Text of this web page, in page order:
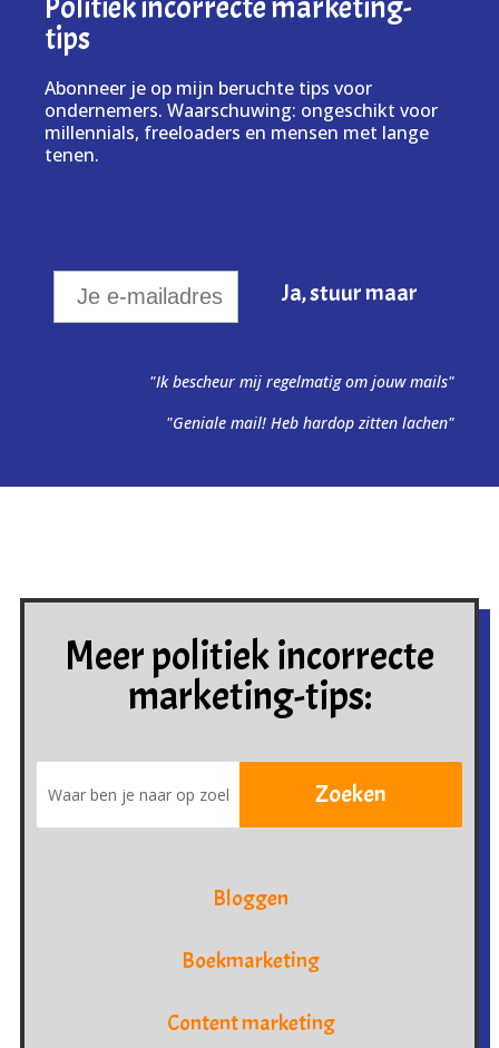
tips
Abonneer je op mijn beruchte tips voor
ondernemers. Waarschuwing: ongeschikt voor
millennials, freeloaders en mensen met lange
tenen.
"Ik bescheur mij regelmatig om jouw mails"
"Geniale mail! Heb hardop zitten lachen"
Meer politiek incorrecte
marketing-tips:
Bloggen
Boekmarketing
Content marketing